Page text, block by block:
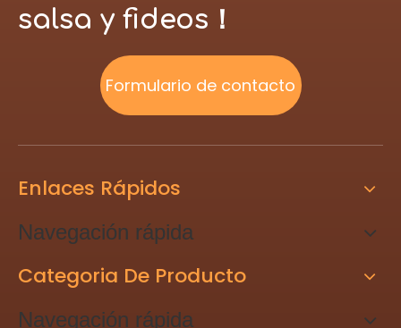
salsa y fideos！
Formulario de contacto
Enlaces Rápidos
Navegación rápida
Categoria De Producto
Navegación rápida